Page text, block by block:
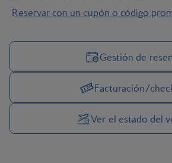
Reservar con un cupón o código
Gestionar las opciones de viaje
Gestión de
Facturación/
Ver el estado del